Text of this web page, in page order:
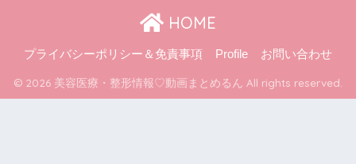
HOME
プライバシーポリシー＆免責事項 Profile お問い合わせ
© 2026 美容医療・整形情報♡動画まとめるん All rights reserved.